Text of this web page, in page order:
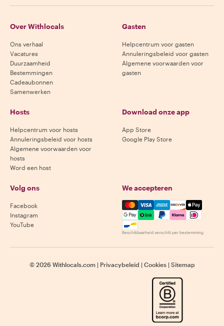
Over Withlocals
Ons verhaal
Vacatures
Duurzaamheid
Bestemmingen
Cadeaubonnen
Samenwerken
Gasten
Helpcentrum voor gasten
Annuleringsbeleid voor gasten
Algemene voorwaarden voor
gasten
Hosts
Helpcentrum voor hosts
Annuleringsbeleid voor hosts
Algemene voorwaarden voor
hosts
Word een host
Download onze app
App Store
Google Play Store
Volg ons
Facebook
Instagram
YouTube
We accepteren
Mastercard, Visa, Amex,
Beschikbaarheid verschilt per bestemming
© 2026 Withlocals.com | Privacybeleid | Cookies | Sitemap